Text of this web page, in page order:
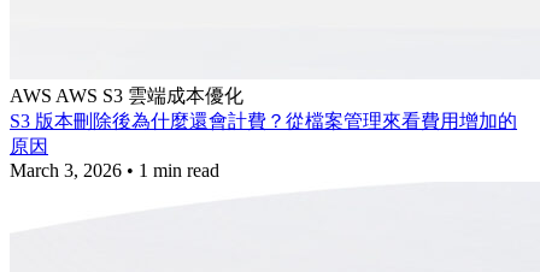
AWS AWS S3 雲端成本優化
S3 版本刪除後為什麼還會計費？從檔案管理來看費用增加的
原因
March 3, 2026 • 1 min read